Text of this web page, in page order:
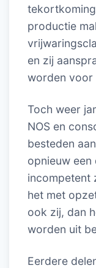
productie
en zij
worden voor
Toch weer
NOS en
besteden
opnieuw
incompetent
het met
ook zij, dan
worden uit
Eerdere